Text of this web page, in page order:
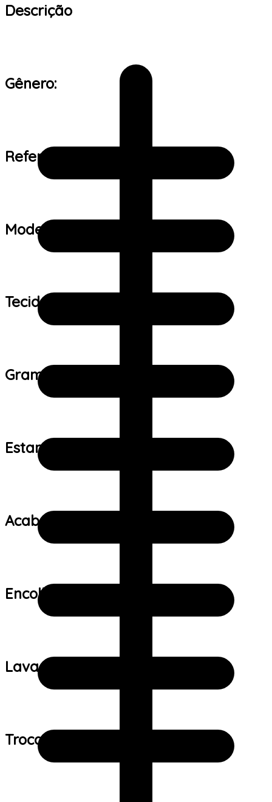
Descrição
Gênero:
Referência de tamanho:
Modelo:
Tecido:
Gramatura do tecido:
Estampa:
Acabamento:
Encolhimento:
Lavagem:
Trocas e devoluções: